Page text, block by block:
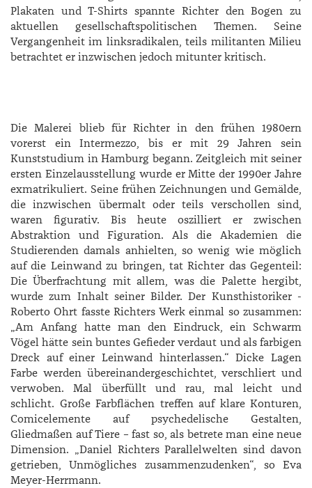
Plakaten und T-Shirts spannte ­Richter den Bogen zu
aktuellen gesellschaftspolitischen Themen. Seine
Vergangenheit im linksradikalen, teils militanten Milieu
betrachtet er inzwischen jedoch mitunter kritisch.
Die Malerei blieb für Richter in den frühen 1980ern
vorerst ein Intermezzo, bis er mit 29 Jahren sein
Kunststudium in Hamburg begann. Zeitgleich mit seiner
ersten Einzelausstellung wurde er Mitte der 1990er Jahre
exmatrikuliert. Seine frühen Zeichnungen und Gemälde,
die inzwischen übermalt oder teils verschollen sind,
waren figurativ. Bis heute oszilliert er zwischen
Abstraktion und Figuration. Als die Akademien die
Studierenden damals anhielten, so wenig wie möglich
auf die Leinwand zu bringen, tat Richter das Gegenteil:
Die Überfrachtung mit allem, was die Palette hergibt,
wurde zum Inhalt seiner Bilder. Der Kunsthistoriker ­
Roberto Ohrt fasste ­Richters Werk einmal so zusammen:
„Am Anfang hatte man den Eindruck, ein Schwarm
Vögel hätte sein buntes Gefieder verdaut und als farbigen
Dreck auf einer Leinwand hinterlassen.“ Dicke Lagen
Farbe werden übereinandergeschichtet, verschliert und
verwoben. Mal überfüllt und rau, mal leicht und
schlicht. Große Farbflächen treffen auf klare Konturen,
Comicelemente auf psychedelische Gestalten,
Gliedmaßen auf Tiere – fast so, als betrete man eine neue
Dimension. „­Daniel ­Richters Parallelwelten sind davon
getrieben, Unmögliches zusammenzudenken“, so Eva
Meyer-Herrmann.